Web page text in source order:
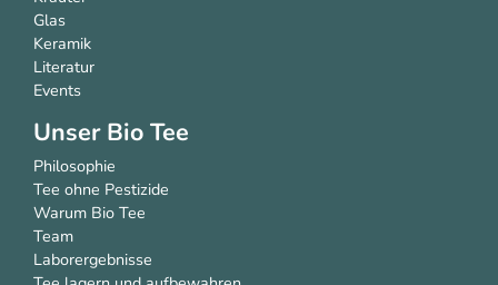
Glas
Keramik
Literatur
Events
Unser Bio Tee
Philosophie
Tee ohne Pestizide
Warum Bio Tee
Team
Laborergebnisse